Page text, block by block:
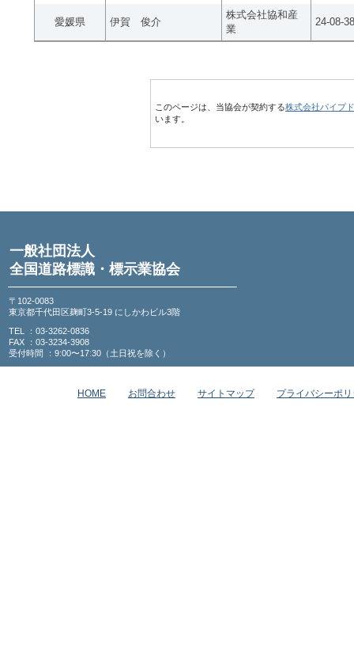
愛媛県 伊賀 俊介
株式会社協和産
業
24-08-
このページは、当協会が契約する株式会社パイプ
います。
一般社団法人
全国道路標識・標示業協会
〒102-0083
東京都千代田区麹町3-5-19 にしかわビル3階
TEL ：03-3262-0836
FAX ：03-3234-3908
受付時間 ：9:00〜17:30（土日祝を除く）
HOME お問合わせ サイトマップ プライバシーポ